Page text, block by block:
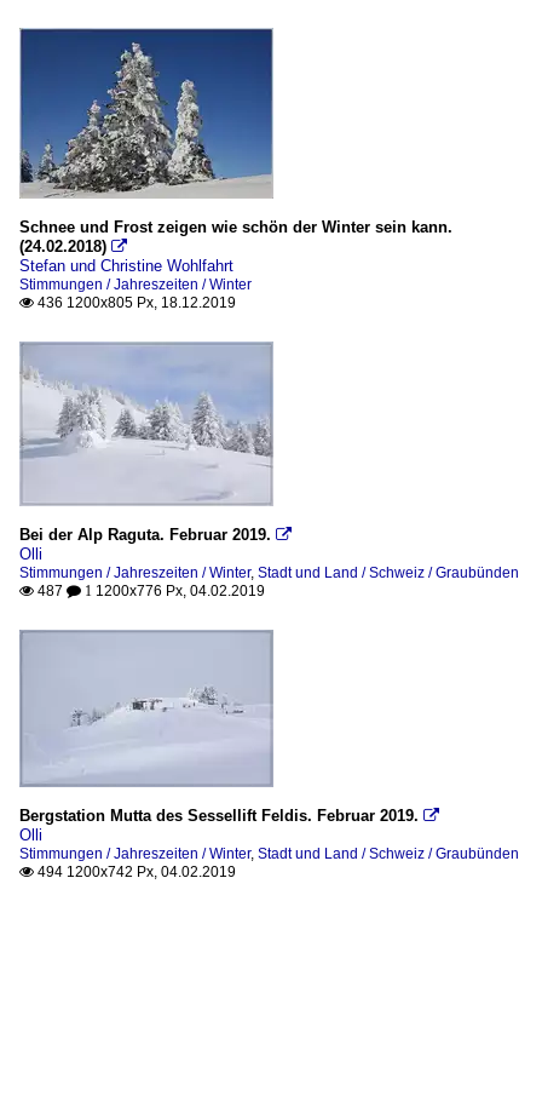
Schnee und Frost zeigen wie schön der Winter sein kann.
(24.02.2018) 
Stefan und Christine Wohlfahrt
Stimmungen / Jahreszeiten / Winter
 436 1200x805 Px, 18.12.2019
Bei der Alp Raguta. Februar 2019. 
Olli
Stimmungen / Jahreszeiten / Winter, Stadt und Land / Schweiz / Graubünden
 487  1 1200x776 Px, 04.02.2019
Bergstation Mutta des Sessellift Feldis. Februar 2019. 
Olli
Stimmungen / Jahreszeiten / Winter, Stadt und Land / Schweiz / Graubünden
 494 1200x742 Px, 04.02.2019